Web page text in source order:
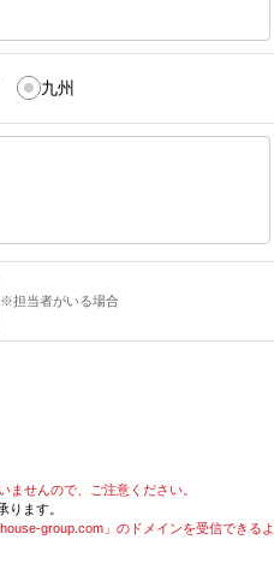
九州
※担当者がいる場合
ませんので、ご注意ください。
ります。
group.com」のドメインを受信できるよ